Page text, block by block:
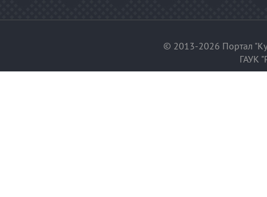
© 2013-2026 Портал
ГАУК